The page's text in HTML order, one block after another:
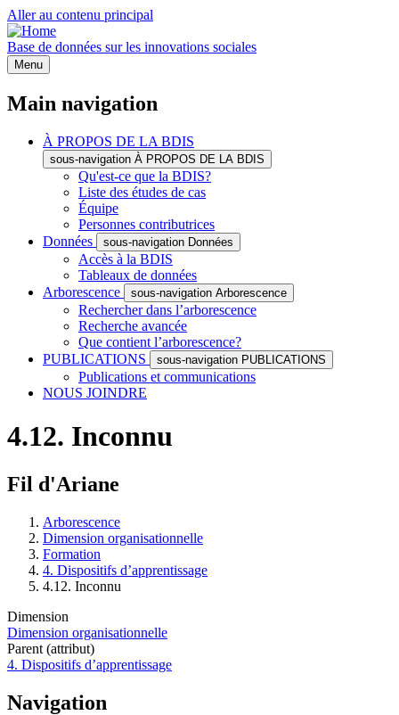
Aller au contenu principal
Base de données sur les innovations sociales
Menu
Main navigation
À PROPOS DE LA BDIS
sous-navigation À PROPOS DE LA BDIS
Qu'est-ce que la BDIS?
Liste des études de cas
Équipe
Personnes contributrices
Données
sous-navigation Données
Accès à la BDIS
Tableaux de données
Arborescence
sous-navigation Arborescence
Rechercher dans l’arborescence
Recherche avancée
Que contient l’arborescence?
PUBLICATIONS
sous-navigation PUBLICATIONS
Publications et communications
NOUS JOINDRE
4.12. Inconnu
Fil d'Ariane
Arborescence
Dimension organisationnelle
Formation
4. Dispositifs d’apprentissage
4.12. Inconnu
Dimension
Dimension organisationnelle
Parent (attribut)
4. Dispositifs d’apprentissage
Navigation